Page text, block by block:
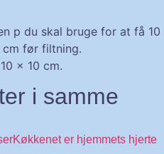
p du skal bruge for at få 10
cm før filtning.
x 10 cm.
i samme
Køkkenet er hjemmets hjerte